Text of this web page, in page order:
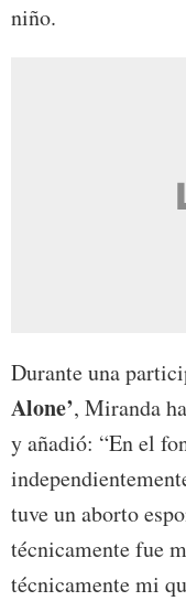
niño.
Durante una
Alone’, Miranda
y añadió: “En el
tuve un aborto
técnicamente fue
técnicamente mi